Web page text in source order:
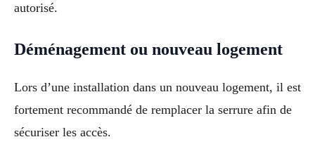
autorisé.
Déménagement ou nouveau logement
Lors d’une installation dans un nouveau logement, il est
fortement recommandé de remplacer la serrure afin de
sécuriser les accès.